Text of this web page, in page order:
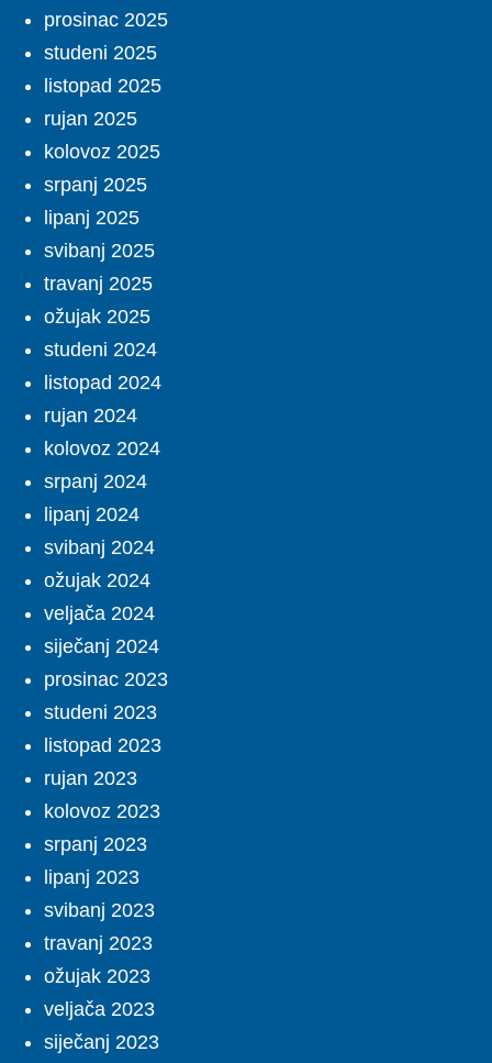
prosinac 2025
studeni 2025
listopad 2025
rujan 2025
kolovoz 2025
srpanj 2025
lipanj 2025
svibanj 2025
travanj 2025
ožujak 2025
studeni 2024
listopad 2024
rujan 2024
kolovoz 2024
srpanj 2024
lipanj 2024
svibanj 2024
ožujak 2024
veljača 2024
siječanj 2024
prosinac 2023
studeni 2023
listopad 2023
rujan 2023
kolovoz 2023
srpanj 2023
lipanj 2023
svibanj 2023
travanj 2023
ožujak 2023
veljača 2023
siječanj 2023